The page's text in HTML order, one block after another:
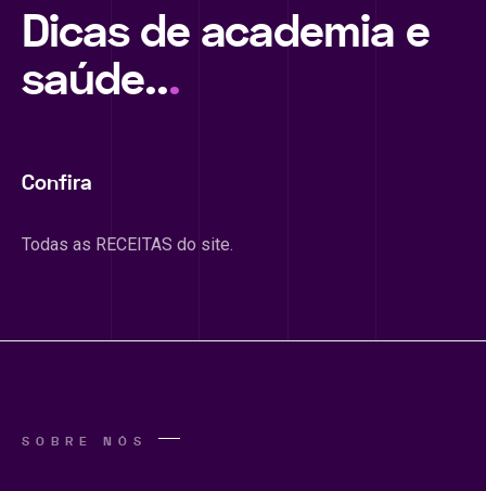
Dicas de academia e
saúde...
Confira
Todas as RECEITAS do site.
SOBRE NÓS